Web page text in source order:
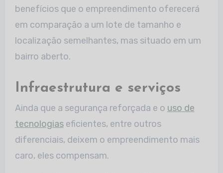
benefícios que o empreendimento oferecerá
em comparação a um lote de tamanho e
localização semelhantes, mas situado em um
bairro aberto.
Infraestrutura e serviços
Ainda que a segurança reforçada e o uso de
tecnologiaseficientes, entre outros
diferenciais, deixem o empreendimento mais
caro, eles compensam.